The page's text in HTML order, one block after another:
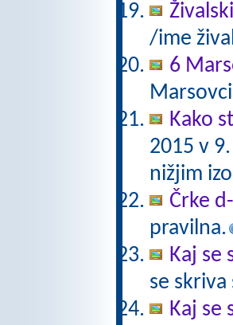
/ime
6
Kako
2015 v
nižjim
Črke
pravilna.
Kaj se
se
Kaj se